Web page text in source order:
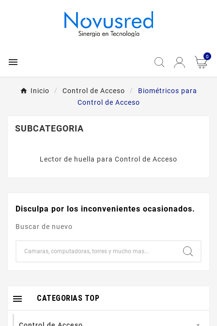
 0
Inicio Control de Acceso
Biométricos para
Control de Acceso
SUBCATEGORIA
Lector de huella para Control de Acceso
Disculpa por los inconvenientes ocasionados.
Buscar de nuevo
CATEGORIAS TOP
